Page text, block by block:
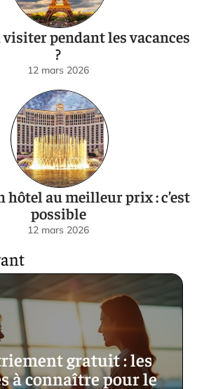
visiter pendant les vacances
?
12 mars 2026
hôtel au meilleur prix : c’est
possible
12 mars 2026
gratuit : les
à connaître pour le